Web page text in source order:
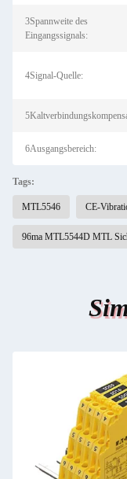
3Spannweite des
Eingangssignals:
4Signal-Quelle:
6Ausgangsbereich:
Tags:
MTL5546 CE-
96ma MTL5544D MTL